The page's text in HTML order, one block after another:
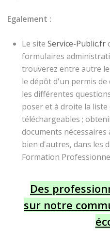
Egalement :
Le site Service-Public.fr
formulaires
trouverez entre autre
le dépôt d'un permis
les différentes
poser et à droite la liste
téléchargeables ;
documents
bien d'autres, dans les
Formation
Des
sur notre